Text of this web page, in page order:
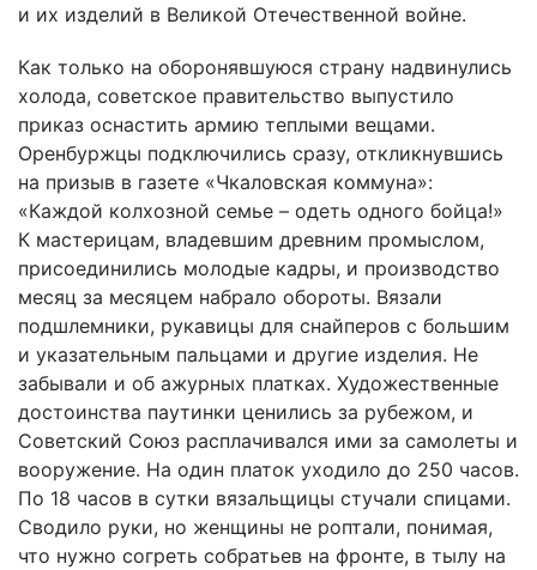
и их изделий в Великой Отечественной войне.
Как только на оборонявшуюся страну надвинулись
холода, советское правительство выпустило
приказ оснастить армию теплыми вещами.
Оренбуржцы подключились сразу, откликнувшись
на призыв в газете «Чкаловская коммуна»:
«Каждой колхозной семье – одеть одного бойца!»
К мастерицам, владевшим древним промыслом,
присоединились молодые кадры, и производство
месяц за месяцем набрало обороты. Вязали
подшлемники, рукавицы для снайперов с большим
и указательным пальцами и другие изделия. Не
забывали и об ажурных платках. Художественные
достоинства паутинки ценились за рубежом, и
Советский Союз расплачивался ими за самолеты и
вооружение. На один платок уходило до 250 часов.
По 18 часов в сутки вязальщицы стучали спицами.
Сводило руки, но женщины не роптали, понимая,
что нужно согреть собратьев на фронте, в тылу на